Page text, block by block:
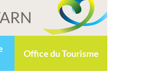
Office du Tourisme